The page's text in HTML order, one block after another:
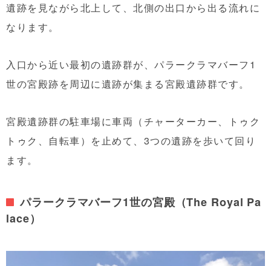
遺跡を見ながら北上して、北側の出口から出る流れに
なります。
入口から近い最初の遺跡群が、パラークラマバーフ1
世の宮殿跡を周辺に遺跡が集まる宮殿遺跡群です。
宮殿遺跡群の駐車場に車両（チャーターカー、トゥク
トゥク、自転車）を止めて、3つの遺跡を歩いて回り
ます。
パラークラマバーフ1世の宮殿（The Royal Pa
lace）